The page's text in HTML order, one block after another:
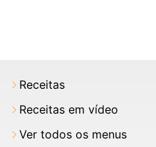
Receitas
Receitas em vídeo
Ver todos os menus